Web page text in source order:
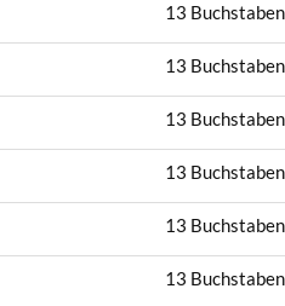
13 Buchstaben
13 Buchstaben
13 Buchstaben
13 Buchstaben
13 Buchstaben
13 Buchstaben